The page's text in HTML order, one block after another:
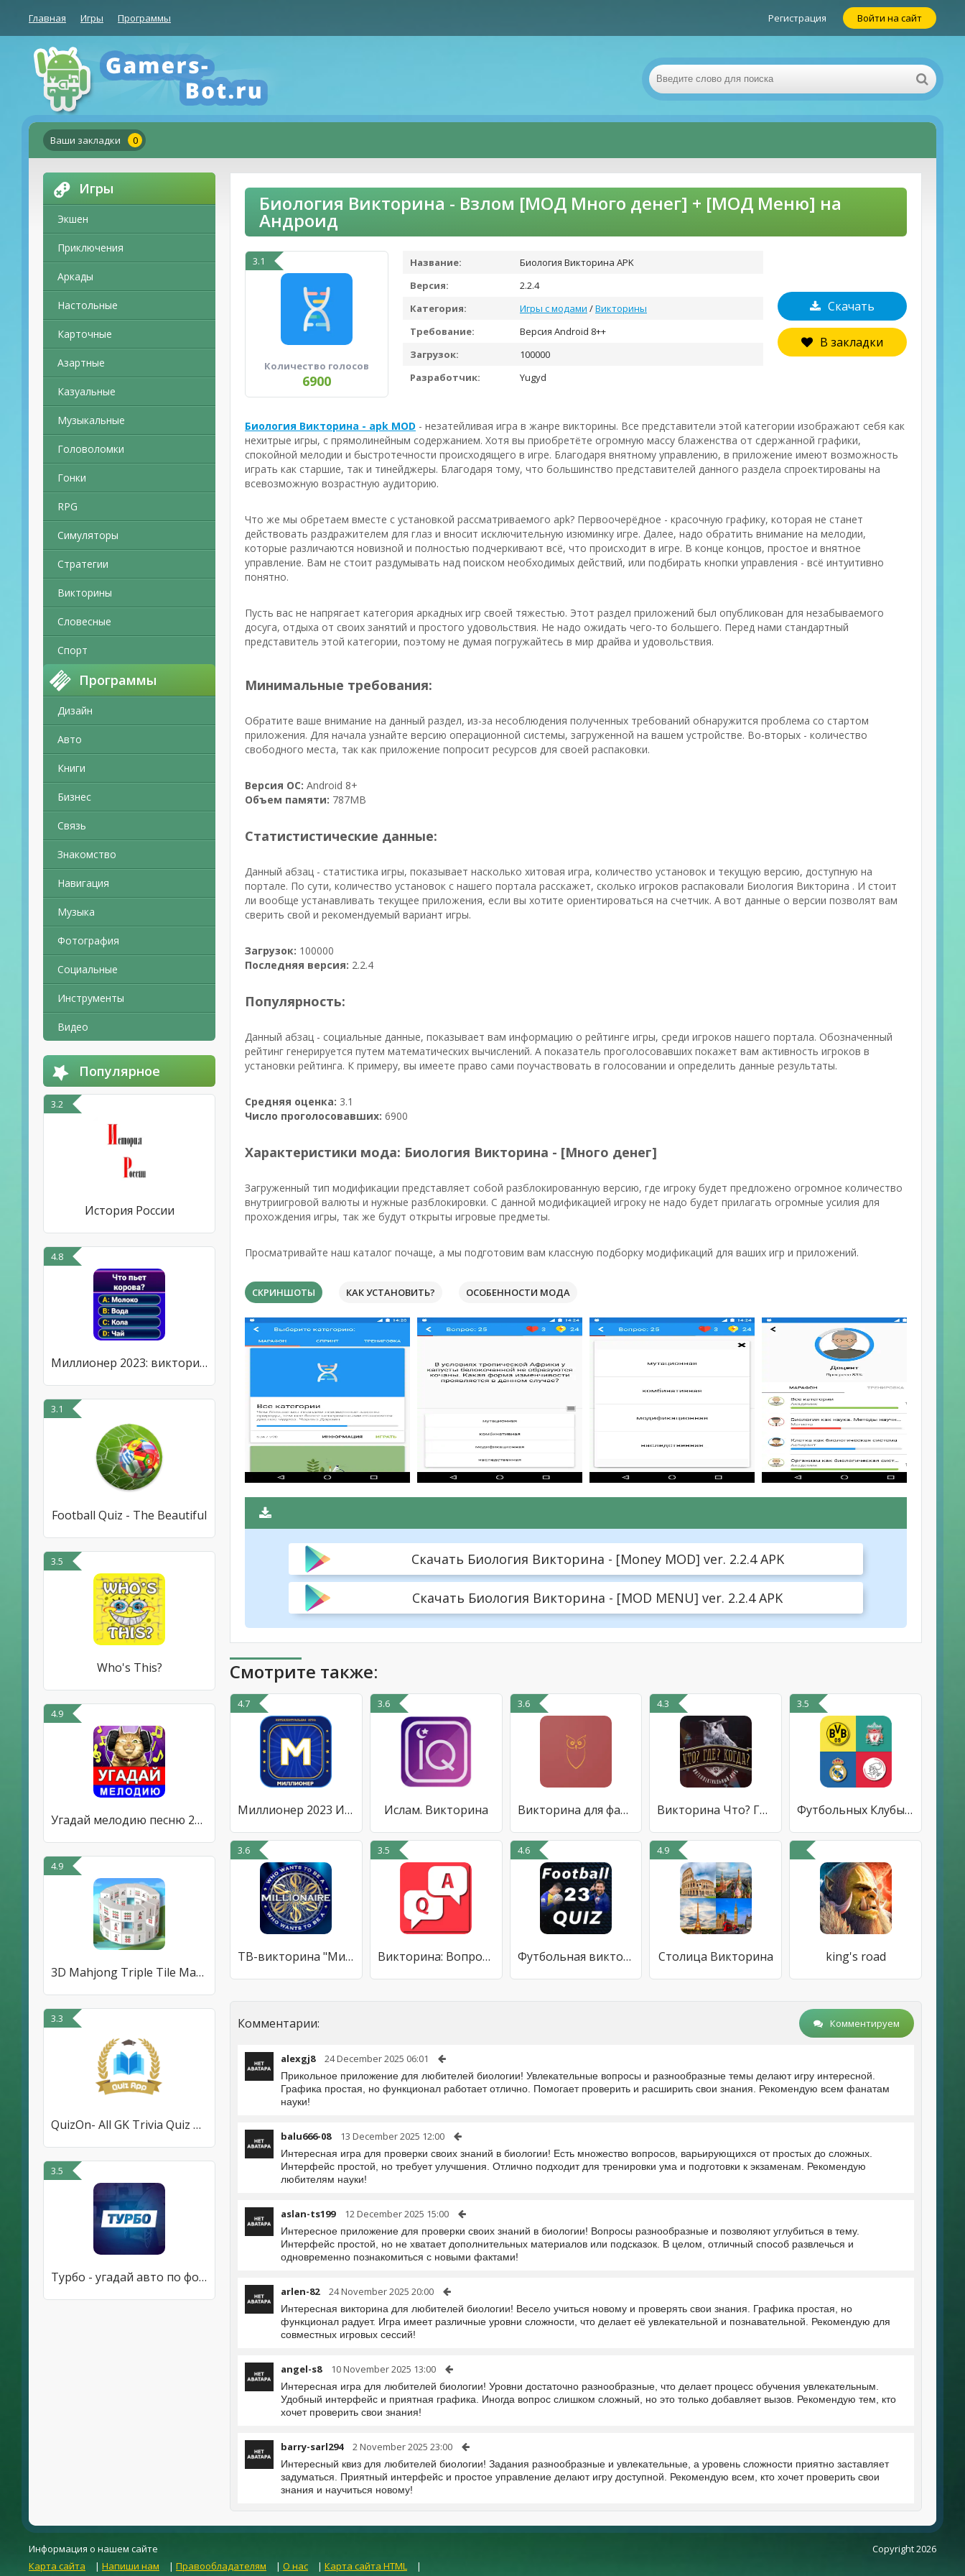
Главная Игры Программы Регистрация Войти на сайт
Ваши закладки 0
Игры
Экшен
Приключения
Аркады
Настольные
Карточные
Азартные
Казуальные
Музыкальные
Головоломки
Гонки
RPG
Симуляторы
Стратегии
Викторины
Словесные
Спорт
Программы
Дизайн
Авто
Книги
Бизнес
Связь
Знакомство
Навигация
Музыка
Фотография
Социальные
Инструменты
Видео
Популярное
3.2
История России
4.8
Миллионер 2023: викторина
3.1
Football Quiz - The Beautiful
3.5
Who's This?
4.9
Угадай мелодию песню 2023
4.9
3D Mahjong Triple Tile Match
3.3
QuizOn- All GK Trivia Quiz App
3.5
Турбо - угадай авто по фото
Биология Викторина - Взлом [МОД Много денег] + [МОД Меню] на
Андроид
3.1
Количество голосов
6900
Скачать
В закладки
Название:
Биология Викторина APK
Версия:
2.2.4
Категория:
Игры с модами /Викторины
Требование:
Версия Android 8++
Загрузок:
100000
Разработчик:
Yugyd
Биология Викторина - apk MOD - незатейливая игра в жанре викторины. Все представители этой категории изображают себя как
нехитрые игры, с прямолинейным содержанием. Хотя вы приобретёте огромную массу блаженства от сдержанной графики,
спокойной мелодии и быстротечности происходящего в игре. Благодаря внятному управлению, в приложение имеют возможность
играть как старшие, так и тинейджеры. Благодаря тому, что большинство представителей данного раздела спроектированы на
всевозможную возрастную аудиторию.
Что же мы обретаем вместе с установкой рассматриваемого apk? Первоочерёдное - красочную графику, которая не станет
действовать раздражителем для глаз и вносит исключительную изюминку игре. Далее, надо обратить внимание на мелодии,
которые различаются новизной и полностью подчеркивают всё, что происходит в игре. В конце концов, простое и внятное
управление. Вам не стоит раздумывать над поиском необходимых действий, или подбирать кнопки управления - всё интуитивно
понятно.
Пусть вас не напрягает категория аркадных игр своей тяжестью. Этот раздел приложений был опубликован для незабываемого
досуга, отдыха от своих занятий и простого удовольствия. Не надо ожидать чего-то большего. Перед нами стандартный
представитель этой категории, поэтому не думая погружайтесь в мир драйва и удовольствия.
Минимальные требования:
Обратите ваше внимание на данный раздел, из-за несоблюдения полученных требований обнаружится проблема со стартом
приложения. Для начала узнайте версию операционной системы, загруженной на вашем устройстве. Во-вторых - количество
свободного места, так как приложение попросит ресурсов для своей распаковки.
Версия ОС: Android 8+
Объем памяти: 787MB
Статистистические данные:
Данный абзац - статистика игры, показывает насколько хитовая игра, количество установок и текущую версию, доступную на
портале. По сути, количество установок с нашего портала расскажет, сколько игроков распаковали Биология Викторина . И стоит
ли вообще устанавливать текущее приложения, если вы хотите ориентироваться на счетчик. А вот данные о версии позволят вам
сверить свой и рекомендуемый вариант игры.
Загрузок: 100000
Последняя версия: 2.2.4
Популярность:
Данный абзац - социальные данные, показывает вам информацию о рейтинге игры, среди игроков нашего портала. Обозначенный
рейтинг генерируется путем математических вычислений. А показатель проголосовавших покажет вам активность игроков в
установки рейтинга. К примеру, вы имеете право сами поучаствовать в голосовании и определить данные результаты.
Средняя оценка: 3.1
Число проголосовавших: 6900
Характеристики мода: Биология Викторина - [Много денег]
Загруженный тип модификации представляет собой разблокированную версию, где игроку будет предложено огромное количество
внутриигровой валюты и нужные разблокировки. С данной модификацией игроку не надо будет прилагать огромные усилия для
прохождения игры, так же будут открыты игровые предметы.
Просматривайте наш каталог почаще, а мы подготовим вам классную подборку модификаций для ваших игр и приложений.
СКРИНШОТЫ КАК УСТАНОВИТЬ? ОСОБЕННОСТИ МОДА
Скачать Биология Викторина - [Money MOD] ver. 2.2.4 APK
Скачать Биология Викторина - [MOD MENU] ver. 2.2.4 APK
Смотрите также:
4.7
Миллионер 2023 Игра викторина
3.6
Ислам. Викторина
3.6
Викторина для фанатов ГП
4.3
Викторина Что? Где? Когда?
3.5
Футбольных Клубы Викторина
3.6
ТВ-викторина "Миллионера"
3.5
Викторина: Вопросы/Ответы
4.6
Футбольная викторина 2023
4.9
Столица Викторина king's road
Комментарии: Комментируем
alexgj8 24 December 2025 06:01
Прикольное приложение для любителей биологии! Увлекательные вопросы и разнообразные темы делают игру интересной.
Графика простая, но функционал работает отлично. Помогает проверить и расширить свои знания. Рекомендую всем фанатам
науки!
balu666-08 13 December 2025 12:00
Интересная игра для проверки своих знаний в биологии! Есть множество вопросов, варьирующихся от простых до сложных.
Интерфейс простой, но требует улучшения. Отлично подходит для тренировки ума и подготовки к экзаменам. Рекомендую
любителям науки!
aslan-ts199 12 December 2025 15:00
Интересное приложение для проверки своих знаний в биологии! Вопросы разнообразные и позволяют углубиться в тему.
Интерфейс простой, но не хватает дополнительных материалов или подсказок. В целом, отличный способ развлечься и
одновременно познакомиться с новыми фактами!
arlen-82 24 November 2025 20:00
Интересная викторина для любителей биологии! Весело учиться новому и проверять свои знания. Графика простая, но
функционал радует. Игра имеет различные уровни сложности, что делает её увлекательной и познавательной. Рекомендую для
совместных игровых сессий!
angel-s8 10 November 2025 13:00
Интересная игра для любителей биологии! Уровни достаточно разнообразные, что делает процесс обучения увлекательным.
Удобный интерфейс и приятная графика. Иногда вопрос слишком сложный, но это только добавляет вызов. Рекомендую тем, кто
хочет проверить свои знания!
barry-sarl294 2 November 2025 23:00
Интересный квиз для любителей биологии! Задания разнообразные и увлекательные, а уровень сложности приятно заставляет
задуматься. Приятный интерфейс и простое управление делают игру доступной. Рекомендую всем, кто хочет проверить свои
знания и научиться новому!
Информация о нашем сайте
Карта сайта
| Напиши нам | Правообладателям | О нас | Карта сайта HTML |
Copyright 2026